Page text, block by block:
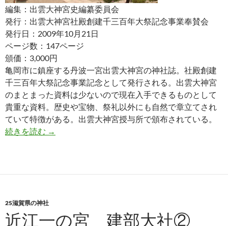
編集：出雲大神宮史編纂委員会
発行：出雲大神宮社殿創建千三百年大祭記念事業奉賛会
発行日：2009年10月21日
ページ数：147ページ
頒価：3,000円
亀岡市に鎮座する丹波一宮出雲大神宮の神社誌。社殿創建
千三百年大祭記念事業記念として発行される。出雲大神宮
のまとまった資料は少ないので現在入手できるものとして
貴重な資料。歴史や宝物、祭礼以外にも自然で章立てされ
ていて特徴がある。出雲大神宮授与所で頒布されている。
続きを読む 丹波國一之宮 出雲大神宮史
→
25滋賀県の神社
近江一の宮 建部大社②